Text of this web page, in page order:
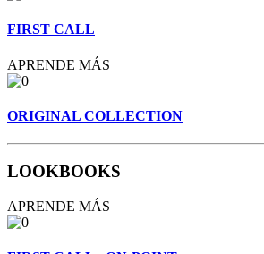
FIRST CALL
APRENDE MÁS
ORIGINAL COLLECTION
LOOKBOOKS
APRENDE MÁS